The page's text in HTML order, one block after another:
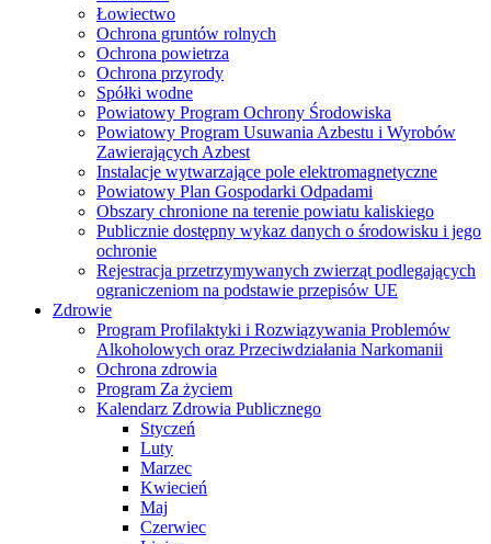
Łowiectwo
Ochrona gruntów rolnych
Ochrona powietrza
Ochrona przyrody
Spółki wodne
Powiatowy Program Ochrony Środowiska
Powiatowy Program Usuwania Azbestu i Wyrobów
Zawierających Azbest
Instalacje wytwarzające pole elektromagnetyczne
Powiatowy Plan Gospodarki Odpadami
Obszary chronione na terenie powiatu kaliskiego
Publicznie dostępny wykaz danych o środowisku i jego
ochronie
Rejestracja przetrzymywanych zwierząt podlegających
ograniczeniom na podstawie przepisów UE
Zdrowie
Program Profilaktyki i Rozwiązywania Problemów
Alkoholowych oraz Przeciwdziałania Narkomanii
Ochrona zdrowia
Program Za życiem
Kalendarz Zdrowia Publicznego
Styczeń
Luty
Marzec
Kwiecień
Maj
Czerwiec